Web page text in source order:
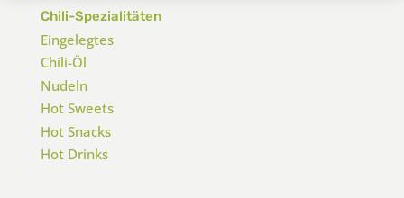
Chili-Spezialitäten
Eingelegtes
Chili-Öl
Nudeln
Hot Sweets
Hot Snacks
Hot Drinks